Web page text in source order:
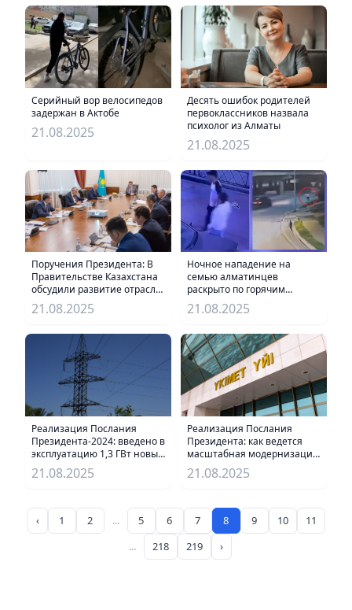
Серийный вор велосипедов
задержан в Актобе
21.08.2025
Десять ошибок родителей
первоклассников назвала
психолог из Алматы
21.08.2025
Поручения Президента: В
Правительстве Казахстана
обсудили развитие отрасли
редких и редкоземельных
металлов
21.08.2025
Ночное нападение на
семью алматинцев
раскрыто по горячим
следам
21.08.2025
Реализация Послания
Президента-2024: введено в
эксплуатацию 1,3 ГВт новых
электрических мощностей
21.08.2025
Реализация Послания
Президента: как ведется
масштабная модернизация
топливно-энергетического
комплекса в Казахстане
21.08.2025
‹ 1 2 ... 5 6 7 8 9 10
11
...
218 219 ›